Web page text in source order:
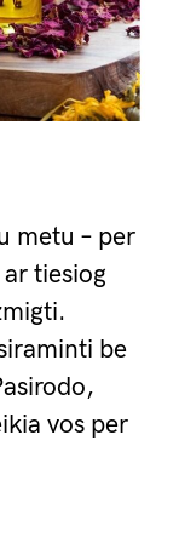
metu – per
tiesiog
be
vos per